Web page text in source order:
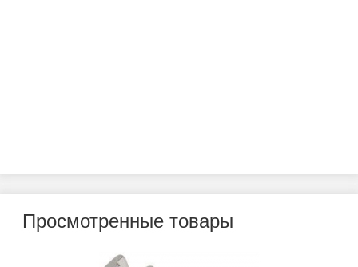
Просмотренные товары